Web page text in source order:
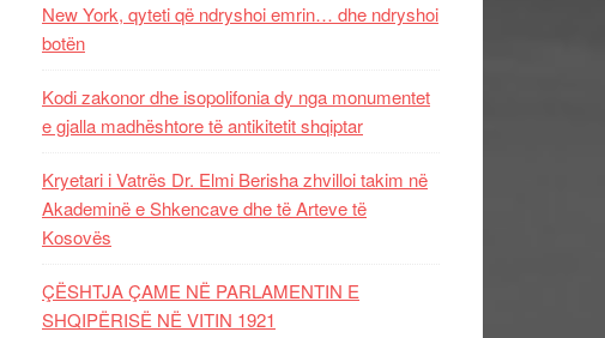
New York, qyteti që ndryshoi emrin… dhe ndryshoi
botën
Kodi zakonor dhe isopolifonia dy nga monumentet
e gjalla madhështore të antikitetit shqiptar
Kryetari i Vatrës Dr. Elmi Berisha zhvilloi takim në
Akademinë e Shkencave dhe të Arteve të
Kosovës
ÇËSHTJA ÇAME NË PARLAMENTIN E
SHQIPËRISË NË VITIN 1921